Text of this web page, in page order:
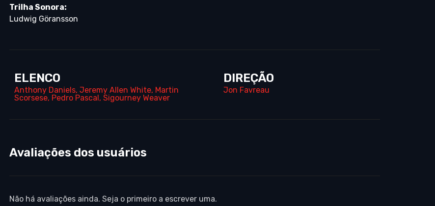
Trilha Sonora:
Ludwig Göransson
ELENCO
Anthony Daniels,Jeremy Allen White, Martin
Scorsese, Pedro Pascal,Sigourney Weaver
DIREÇÃO
Jon Favreau
Avaliações dos usuários
Não há avaliações ainda. Seja o primeiro a escrever uma.